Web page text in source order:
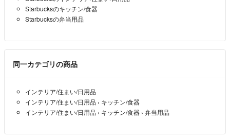
Starbucksのキッチン/食器
Starbucksの弁当用品
同一カテゴリの商品
インテリア/住まい/日用品
インテリア/住まい/日用品 › キッチン/食器
インテリア/住まい/日用品 › キッチン/食器 › 弁当用品